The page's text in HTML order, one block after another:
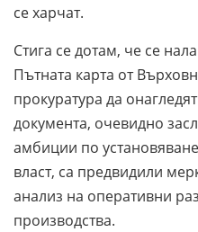
се харчат.
Стига се дотам, че се
Пътната карта от
прокуратура да
документа, очевидно
амбиции по
власт, са предвидили
анализ на оперативни
производства.